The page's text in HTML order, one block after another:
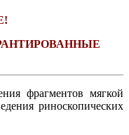
фрагментов мягкой
риноскопических